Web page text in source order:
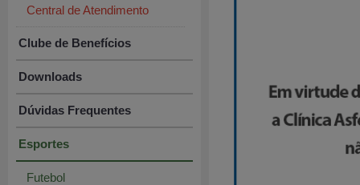
Central de Atendimento
Clube de Benefícios
Downloads
Dúvidas Frequentes
Esportes
Futebol